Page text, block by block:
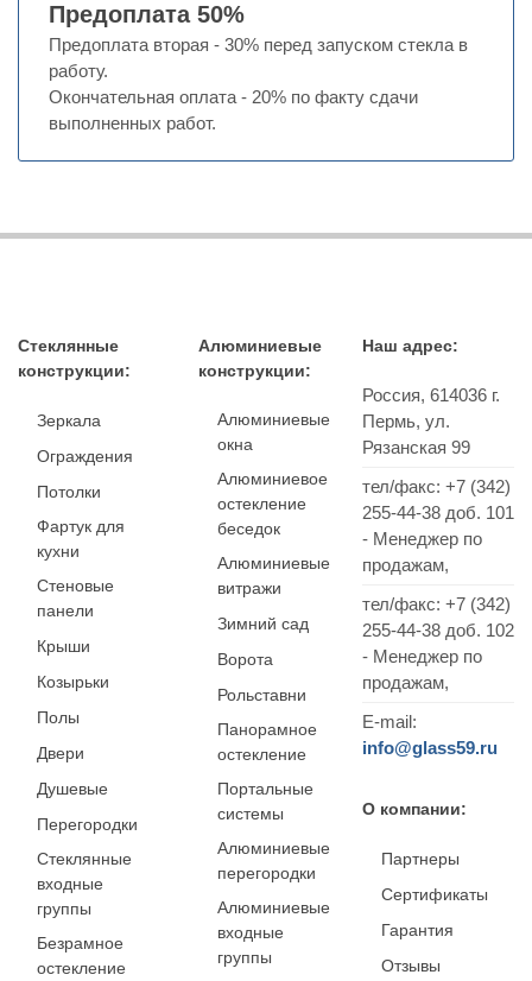
Предоплата 50%
Предоплата вторая - 30% перед запуском стекла в
работу.
Окончательная оплата - 20% по факту сдачи
выполненных работ.
Стеклянные
конструкции:
Зеркала
Ограждения
Потолки
Фартук для
кухни
Стеновые
панели
Крыши
Козырьки
Полы
Двери
Душевые
Перегородки
Стеклянные
входные
группы
Безрамное
остекление
Алюминиевые
конструкции:
Алюминиевые
окна
Алюминиевое
остекление
беседок
Алюминиевые
витражи
Зимний сад
Ворота
Рольставни
Панорамное
остекление
Портальные
системы
Алюминиевые
перегородки
Алюминиевые
входные
группы
Наш адрес:
Россия, 614036г.
Пермь, ул.
Рязанская 99
тел/факс: +7 (342)
255-44-38доб. 101
- Менеджер по
продажам,
тел/факс: +7 (342)
255-44-38 доб. 102
- Менеджер по
продажам,
E-mail:
info@glass59.ru
О компании:
Партнеры
Сертификаты
Гарантия
Отзывы